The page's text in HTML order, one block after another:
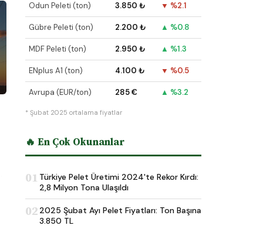
Odun Peleti (ton) 3.850 ₺ ▼ %2.1
Gübre Peleti (ton) 2.200 ₺ ▲ %0.8
MDF Peleti (ton) 2.950 ₺ ▲ %1.3
ENplus A1 (ton) 4.100 ₺ ▼ %0.5
Avrupa (EUR/ton) 285 € ▲ %3.2
* Şubat 2025 ortalama fiyatlar
🔥 En Çok Okunanlar
01 Türkiye Pelet Üretimi 2024'te Rekor Kırdı:
2,8 Milyon Tona Ulaşıldı
02 2025 Şubat Ayı Pelet Fiyatları: Ton Başına
3.850 TL